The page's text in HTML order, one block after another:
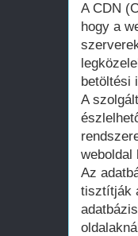
A CDN
hogy a
betöltési
A
weboldal
Az
tisztítják